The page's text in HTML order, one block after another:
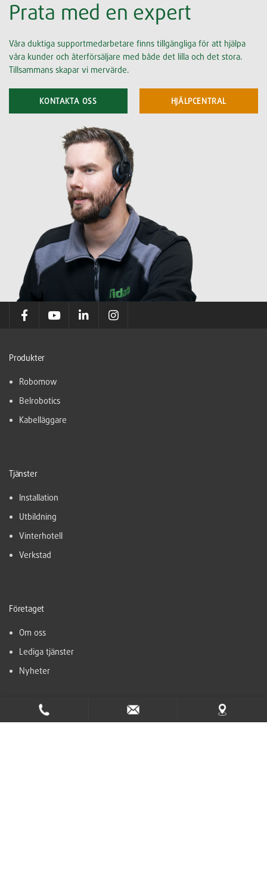
Prata med en expert
Våra duktiga supportmedarbetare finns tillgängliga för att hjälpa
våra kunder och återförsäljare med både det lilla och det stora.
Tillsammans skapar vi mervärde.
KONTAKTA OSS HJÄLPCENTRAL
Produkter
Robomow
Belrobotics
Kabelläggare
Tjänster
Installation
Utbildning
Vinterhotell
Verkstad
Företaget
Om oss
Lediga tjänster
Nyheter
Support